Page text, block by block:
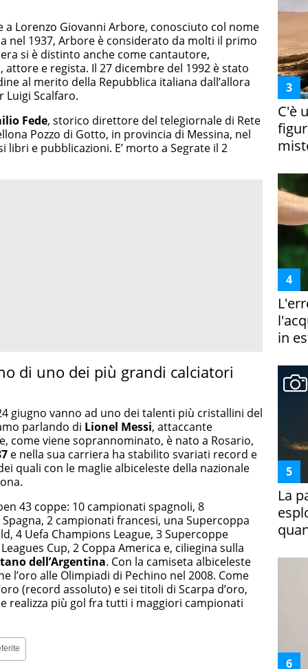
Lorenzo Giovanni Arbore, conosciuto col nome
nel 1937, Arbore è considerato da molti il primo
si è distinto anche come cantautore,
e regista. Il 27 dicembre del 1992 è stato
al merito della Repubblica italiana dall’allora
Luigi Scalfaro.
Fede, storico direttore del telegiornale di Rete
Pozzo di Gotto, in provincia di Messina, nel
e pubblicazioni. E’ morto a Segrate il 2
di uno dei più grandi calciatori
giugno vanno ad uno dei talenti più cristallini del
parlando di Lionel Messi, attaccante
come viene soprannominato, è nato a Rosario,
e nella sua carriera ha stabilito svariati record e
quali con le maglie albiceleste della nazionale
43 coppe: 10 campionati spagnoli, 8
2 campionati francesi, una Supercoppa
4 Uefa Champions League, 3 Supercoppe
Cup, 2 Coppa America e, ciliegina sulla
dell’Argentina. Con la camiseta albiceleste
l’oro alle Olimpiadi di Pechino nel 2008. Come
(record assoluto) e sei titoli di Scarpa d’oro,
realizza più gol fra tutti i maggiori campionati
C'è
in
La